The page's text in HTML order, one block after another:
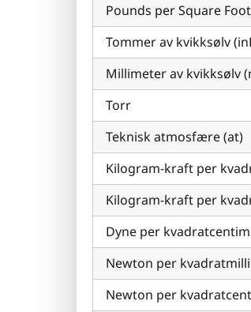
Pounds per Square
Tommer av kvikksølv
Millimeter av kvikksølv
Torr
Teknisk atmosfære (at)
Kilogram-kraft per
Kilogram-kraft per
Dyne per
Newton per
Newton per